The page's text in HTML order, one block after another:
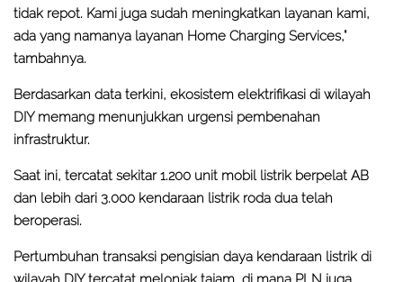
tidak repot. Kami juga sudah meningkatkan layanan kami,
ada yang namanya layanan Home Charging Services,"
tambahnya.
Berdasarkan data terkini, ekosistem elektrifikasi di wilayah
DIY memang menunjukkan urgensi pembenahan
infrastruktur.
Saat ini, tercatat sekitar 1.200 unit mobil listrik berpelat AB
dan lebih dari 3.000 kendaraan listrik roda dua telah
beroperasi.
Pertumbuhan transaksi pengisian daya kendaraan listrik di